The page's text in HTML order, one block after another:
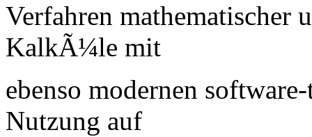
Verfahren mathematischer
KalkÃ¼le mit
ebenso modernen
Nutzung auf